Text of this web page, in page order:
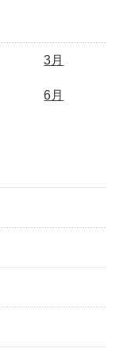
3月
6月